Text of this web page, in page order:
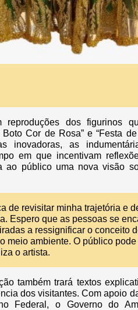
dos figurinos
Cor de Rosa” e “Festa
inovadoras, as
em que incentivam
ao público uma nova visão
de revisitar minha trajetória e
Espero que as pessoas se
a ressignificar o conceito
meio ambiente. O público
o artista.
também trará textos
dos visitantes. Com apoio
Federal, o Governo do